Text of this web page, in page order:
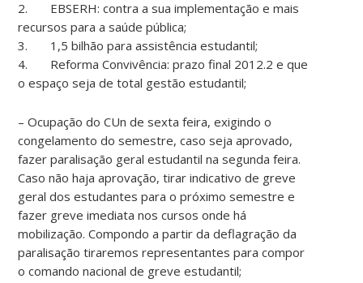
2. EBSERH: contra a sua implementação e mais
recursos para a saúde pública;
3. 1,5 bilhão para assistência estudantil;
4. Reforma Convivência: prazo final 2012.2 e que
o espaço seja de total gestão estudantil;
– Ocupação do CUn de sexta feira, exigindo o
congelamento do semestre, caso seja aprovado,
fazer paralisação geral estudantil na segunda feira.
Caso não haja aprovação, tirar indicativo de greve
geral dos estudantes para o próximo semestre e
fazer greve imediata nos cursos onde há
mobilização. Compondo a partir da deflagração da
paralisação tiraremos representantes para compor
o comando nacional de greve estudantil;